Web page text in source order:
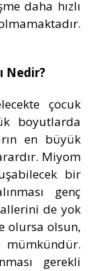
daha hızlı
Nedir?
çocuk
boyutlarda
en büyük
Miyom
bir
genç
de yok
olursa olsun,
gerekli